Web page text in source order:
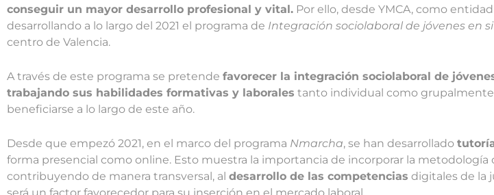
conseguir un mayor desarrollo profesional y vital. Por ello, desde YMCA, como
desarrollando a lo largo del 2021 el programa de Integración sociolaboral de jóvenes en
centro de Valencia.
A través de este programa se pretende favorecer la integración sociolaboral de
trabajando sus habilidades formativas y laborales tanto individual como grupalmente.
beneficiarse a lo largo de este año.
Desde que empezó 2021, en el marco del programa Nmarcha, se han desarrollado
forma presencial como online. Esto muestra la importancia de incorporar la metodología
contribuyendo de manera transversal, al desarrollo de las competencias digitales de la